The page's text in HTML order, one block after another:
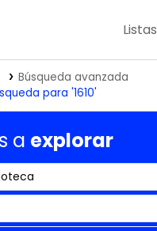
IGP
Listas
Búsqueda avanzada
para '1610'
a explorar